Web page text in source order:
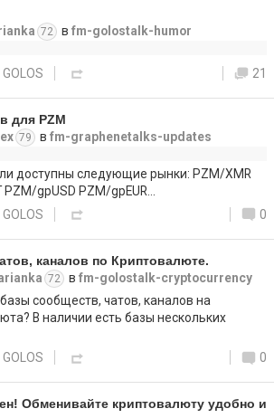
72 в fm-golostalk-humor
21
для PZM
79 в fm-graphenetalks-updates
доступны следующие рынки: PZM/XMR
gpUSD PZM/gpEUR…
0
каналов по Криптовалюте.
72 в fm-golostalk-cryptocurrency
сообществ, чатов, каналов на
В наличии есть базы нескольких
0
Обменивайте криптовалюту удобно и